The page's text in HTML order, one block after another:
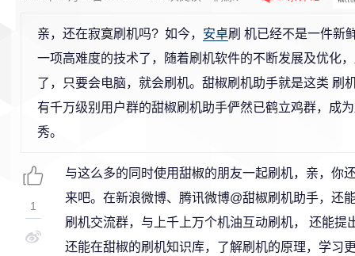
亲，还在寂寞刷机吗? 如今， 安卓刷 机已经不是一件新
一项高难度的技术了，随着刷机软件的不断发展及优化
了，只要会电脑，就会刷机。甜椒刷机助手就是这类 刷
有千万级别用户群的甜椒刷机助手俨然已鹤立鸡群，成
秀。
与这么多的同时使用甜椒的朋友一起刷机，亲，你
来吧。在新浪微博、腾讯微博@甜椒刷机助手，还
刷机交流群，与上千上万个机油互动刷机， 还能
还能在甜椒的刷机知识库，了解刷机的原理，学习
1